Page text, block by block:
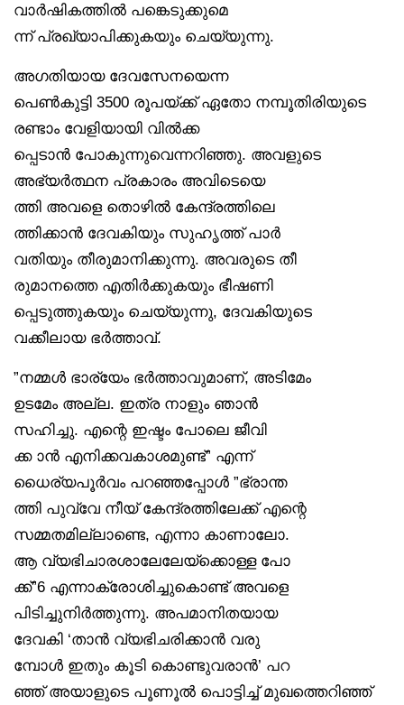
വാർഷികത്തിൽ പങ്കെടുക്കുമെ
ന്ന് പ്രഖ്യാപിക്കുകയും ചെയ്യുന്നു.
അഗതിയായ ദേവസേനയെന്ന
പെൺകുട്ടി 3500 രൂപയ്ക്ക് ഏതോ നമ്പൂതിരിയുടെ
രണ്ടാം വേളിയായി വിൽക്ക
പ്പെടാൻ പോകുന്നുവെന്നറിഞ്ഞു. അവളുടെ
അഭ്യർത്ഥന പ്രകാരം അവിടെയെ
ത്തി അവളെ തൊഴിൽ കേന്ദ്രത്തിലെ
ത്തിക്കാൻ ദേവകിയും സുഹൃത്ത് പാർ
വതിയും തീരുമാനിക്കുന്നു. അവരുടെ തീ
രുമാനത്തെ എതിർക്കുകയും ഭീഷണി
പ്പെടുത്തുകയും ചെയ്യുന്നു, ദേവകിയുടെ
വക്കീലായ ഭർത്താവ്.
”നമ്മൾ ഭാര്യേം ഭർത്താവുമാണ്, അടിമേം
ഉടമേം അല്ല. ഇത്ര നാളും ഞാൻ
സഹിച്ചു. എന്റെ ഇഷ്ടം പോലെ ജീവി
ക്ക ാൻ എനിക്കവകാശമുണ്ട്” എന്ന്
ധൈര്യപൂർവം പറഞ്ഞപ്പോൾ ”ഭ്രാന്ത
ത്തി പുവ്വേ നീയ് കേന്ദ്രത്തിലേക്ക് എന്റെ
സമ്മതമില്ലാണ്ടെ, എന്നാ കാണാലോ.
ആ വ്യഭിചാരശാലേലേയ്‌ക്കൊള്ള പോ
ക്ക്”6 എന്നാക്രോശിച്ചുകൊണ്ട് അവളെ
പിടിച്ചുനിർത്തുന്നു. അപമാനിതയായ
ദേവകി ‘താൻ വ്യഭിചരിക്കാൻ വരു
മ്പോൾ ഇതും കൂടി കൊണ്ടുവരാൻ’ പറ
ഞ്ഞ് അയാളുടെ പൂണൂൽ പൊട്ടിച്ച് മുഖത്തെറിഞ്ഞ്